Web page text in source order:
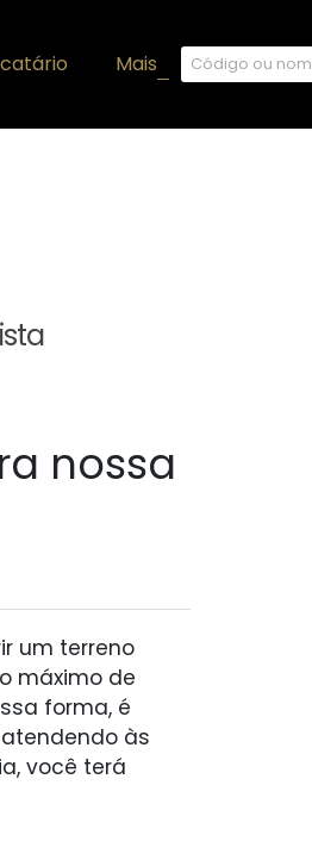
Mais
nossa
um terreno
máximo de
forma, é
às
você terá